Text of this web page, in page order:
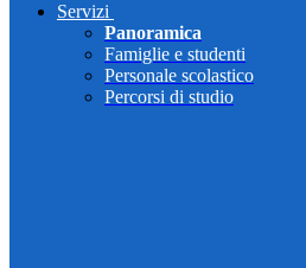
Servizi
Panoramica
Famiglie e studenti
Personale scolastico
Percorsi di studio